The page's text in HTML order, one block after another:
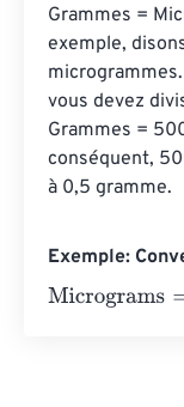
Grammes =
exemple,
vous devez
Grammes =
conséquent,
à 0,5 gramme.
Exemple:
Micrograms=